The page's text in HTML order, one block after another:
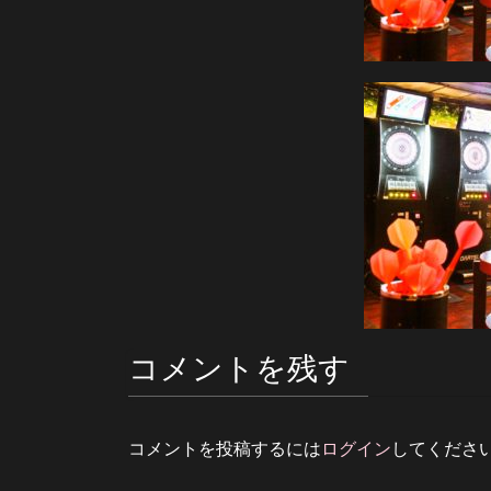
コメントを残す
コメントを投稿するには ログイン してくださ